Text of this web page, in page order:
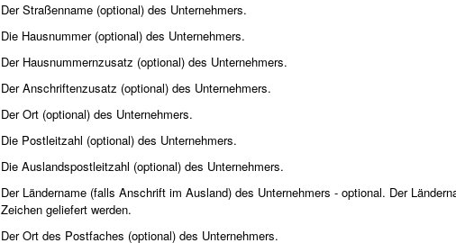
Der Straßenname (optional) des Unternehmers.
Die Hausnummer (optional) des Unternehmers.
Der Hausnummernzusatz (optional) des Unternehmers.
Der Anschriftenzusatz (optional) des Unternehmers.
Der Ort (optional) des Unternehmers.
Die Postleitzahl (optional) des Unternehmers.
Die Auslandspostleitzahl (optional) des Unternehmers.
Der Ländername (falls Anschrift im Ausland) des Unternehmers - optional. Der
Zeichen geliefert werden.
Der Ort des Postfaches (optional) des Unternehmers.